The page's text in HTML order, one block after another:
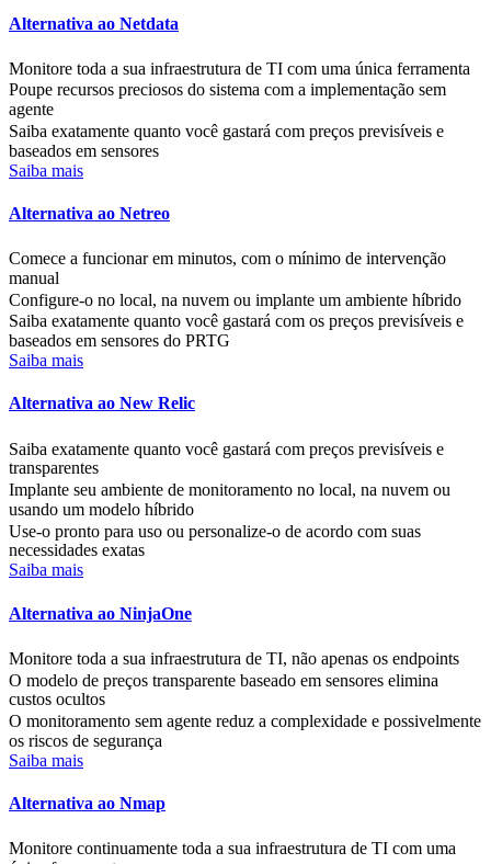
Alternativa ao Netdata
Monitore toda a sua infraestrutura de TI com uma única ferramenta
Poupe recursos preciosos do sistema com a implementação sem
agente
Saiba exatamente quanto você gastará com preços previsíveis e
baseados em sensores
Saiba mais
Alternativa ao Netreo
Comece a funcionar em minutos, com o mínimo de intervenção
manual
Configure-o no local, na nuvem ou implante um ambiente híbrido
Saiba exatamente quanto você gastará com os preços previsíveis e
baseados em sensores do PRTG
Saiba mais
Alternativa ao New Relic
Saiba exatamente quanto você gastará com preços previsíveis e
transparentes
Implante seu ambiente de monitoramento no local, na nuvem ou
usando um modelo híbrido
Use-o pronto para uso ou personalize-o de acordo com suas
necessidades exatas
Saiba mais
Alternativa ao NinjaOne
Monitore toda a sua infraestrutura de TI, não apenas os endpoints
O modelo de preços transparente baseado em sensores elimina
custos ocultos
O monitoramento sem agente reduz a complexidade e possivelmente
os riscos de segurança
Saiba mais
Alternativa ao Nmap
Monitore continuamente toda a sua infraestrutura de TI com uma